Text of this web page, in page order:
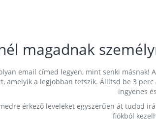
magadnak
email címed legyen, mint senki
amelyik a legjobban tetszik. Állítsd be 3
ingyenes
érkező leveleket egyszerűen át tudod
fiókból